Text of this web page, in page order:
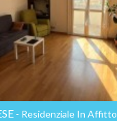
- Residenziale In Affitto